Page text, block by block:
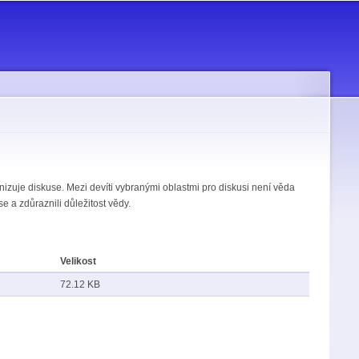
diskuse. Mezi devíti vybranými oblastmi pro diskusi není věda
a zdůraznili důležitost vědy.
Velikost
72.12 KB